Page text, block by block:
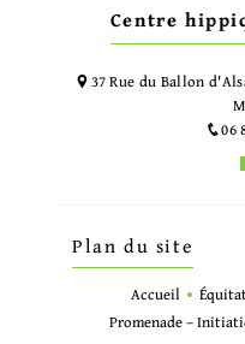
Centre
37 Rue du Ballon
06
Plan du site
Accueil
Promenade –